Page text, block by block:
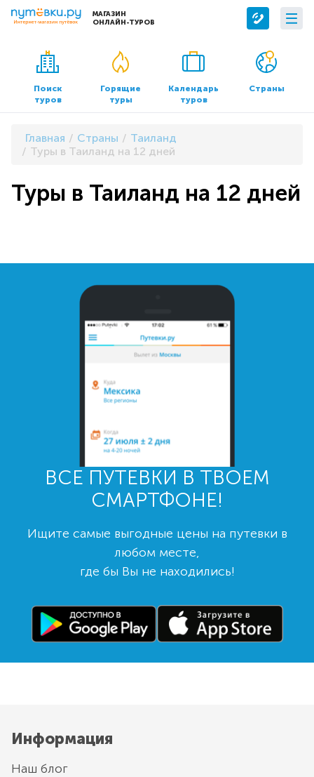
МАГАЗИН
ОНЛАЙН-ТУРОВ
Сервисы
Бронирование отелей
Трансфер
О компании
О нас
Контакты
Документы и реквизиты
Поиск
туров
Горящие
туры
Календарь
туров
Страны
Главная Страны
Таиланд
Туры в Таиланд на 12 дней
Туры в Таиланд на 12 дней
ВСЕ ПУТЕВКИ В ТВОЕМ
СМАРТФОНЕ!
Ищите самые выгодные цены на путевки в
любом месте,
где бы Вы не находились!
Информация
Наш блог